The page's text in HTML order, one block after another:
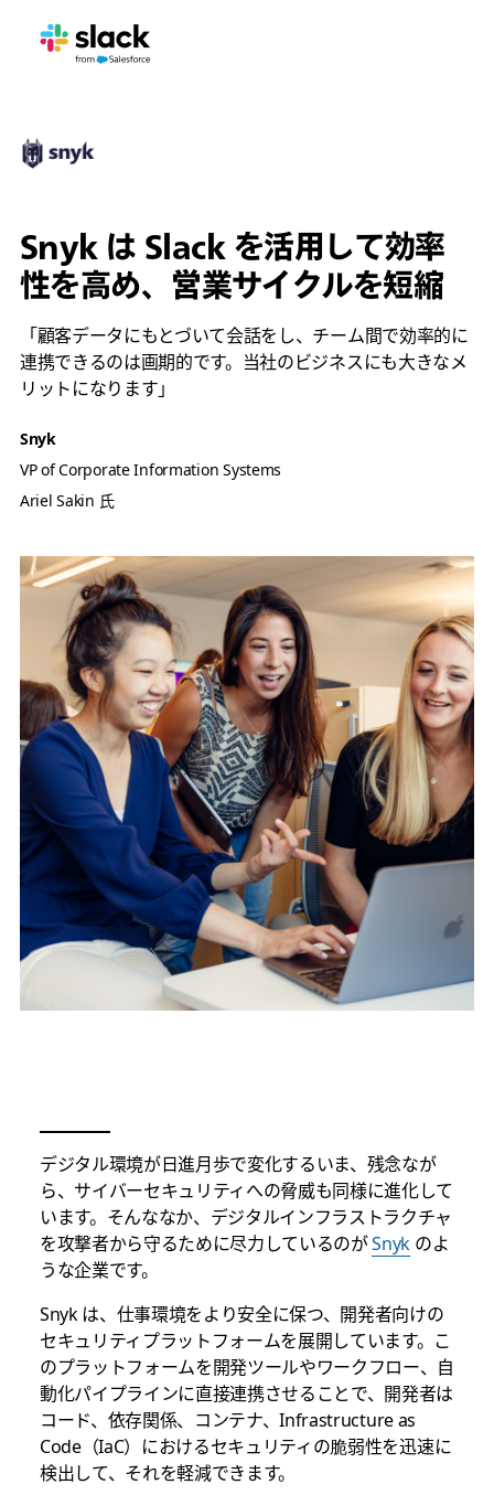
Snyk は Slack を活用して効率
性を高め、営業サイクルを短縮
「顧客データにもとづいて会話をし、チーム間で効率的に
連携できるのは画期的です。当社のビジネスにも大きなメ
リットになります」
Snyk
VP of Corporate Information Systems
Ariel Sakin 氏
デジタル環境が日進月歩で変化するいま、残念なが
ら、サイバーセキュリティへの脅威も同様に進化して
います。そんななか、デジタルインフラストラクチャ
を攻撃者から守るために尽力しているのがSnyk のよ
うな企業です。
Snyk は、仕事環境をより安全に保つ、開発者向けの
セキュリティプラットフォームを展開しています。こ
のプラットフォームを開発ツールやワークフロー、自
動化パイプラインに直接連携させることで、開発者は
コード、依存関係、コンテナ、Infrastructure as
Code（IaC）におけるセキュリティの脆弱性を迅速に
検出して、それを軽減できます。